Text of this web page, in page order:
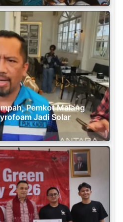
Pemkot Malang
Jadi Solar